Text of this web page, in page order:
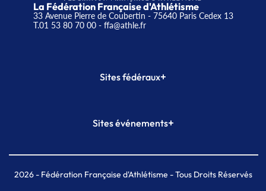
La Fédération Française d'Athlétisme
33 Avenue Pierre de Coubertin - 75640 Paris Cedex 13
T.01 53 80 70 00- ffa@athle.fr
Sites fédéraux+
Plateforme Formation
Sites événements+
Meeting de Paris indoor
MAIF Ekiden de Paris
2026- Fédération Française d'Athlétisme - Tous Droits Réservés